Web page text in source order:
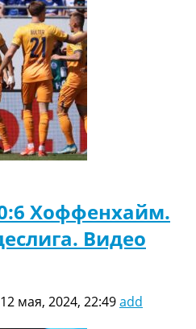
Хоффенхайм.
Видео
12 мая, 2024, 22:49add